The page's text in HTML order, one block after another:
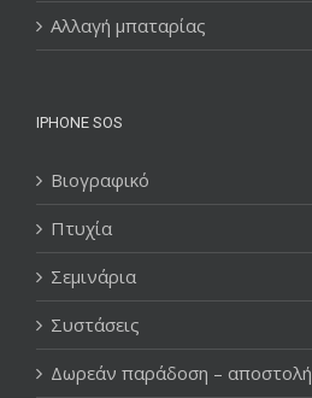
Αλλαγή μπαταρίας
IPHONE SOS
Βιογραφικό
Πτυχία
Σεμινάρια
Συστάσεις
Δωρεάν παράδοση – αποστολή